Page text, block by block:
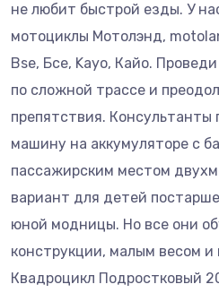
не любит быстрой езды. У
мотоциклы Мотолэнд,
Bse, Бсе, Kayo, Кайо.
по сложной трассе и
препятствия. Консультанты
машину на аккумуляторе с
пассажирским местом
вариант для детей
юной модницы. Но все они
конструкции, малым весом
Квадроцикл Подростковый